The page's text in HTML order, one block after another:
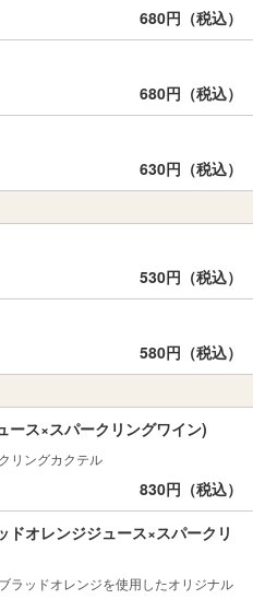
680円（税込）
680円（税込）
630円（税込）
530円（税込）
580円（税込）
ス×スパークリングワイン)
リングカクテル
830円（税込）
オレンジジュース×スパークリ
ラッドオレンジを使用したオリジナル